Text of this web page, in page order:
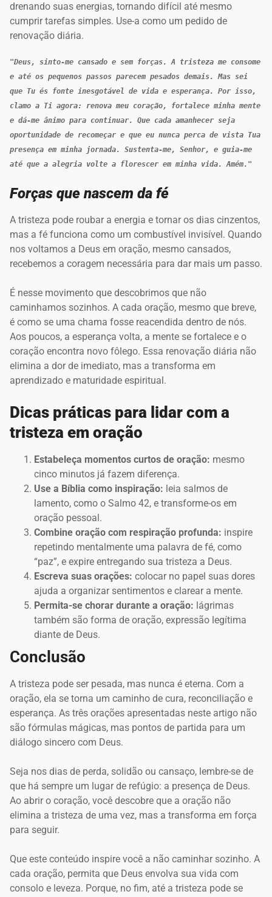
drenando suas energias, tornando difícil até mesmo
cumprir tarefas simples. Use-a como um pedido de
renovação diária.
"Deus, sinto-me cansado e sem forças. A tristeza me consome
e até os pequenos passos parecem pesados demais. Mas sei
que Tu és fonte inesgotável de vida e esperança. Por isso,
clamo a Ti agora: renova meu coração, fortalece minha mente
e dá-me ânimo para continuar. Que cada amanhecer seja
oportunidade de recomeçar e que eu nunca perca de vista Tua
presença em minha jornada. Sustenta-me, Senhor, e guia-me
até que a alegria volte a florescer em minha vida. Amém."
Forças que nascem da fé
A tristeza pode roubar a energia e tornar os dias cinzentos,
mas a fé funciona como um combustível invisível. Quando
nos voltamos a Deus em oração, mesmo cansados,
recebemos a coragem necessária para dar mais um passo.
É nesse movimento que descobrimos que não
caminhamos sozinhos. A cada oração, mesmo que breve,
é como se uma chama fosse reacendida dentro de nós.
Aos poucos, a esperança volta, a mente se fortalece e o
coração encontra novo fôlego. Essa renovação diária não
elimina a dor de imediato, mas a transforma em
aprendizado e maturidade espiritual.
Dicas práticas para lidar com a
tristeza em oração
Estabeleça momentos curtos de oração: mesmo
cinco minutos já fazem diferença.
Use a Bíblia como inspiração: leia salmos de
lamento, como o Salmo 42, e transforme-os em
oração pessoal.
Combine oração com respiração profunda: inspire
repetindo mentalmente uma palavra de fé, como
“paz”, e expire entregando sua tristeza a Deus.
Escreva suas orações: colocar no papel suas dores
ajuda a organizar sentimentos e clarear a mente.
Permita-se chorar durante a oração: lágrimas
também são forma de oração, expressão legítima
diante de Deus.
Conclusão
A tristeza pode ser pesada, mas nunca é eterna. Com a
oração, ela se torna um caminho de cura, reconciliação e
esperança. As três orações apresentadas neste artigo não
são fórmulas mágicas, mas pontos de partida para um
diálogo sincero com Deus.
Seja nos dias de perda, solidão ou cansaço, lembre-se de
que há sempre um lugar de refúgio: a presença de Deus.
Ao abrir o coração, você descobre que a oração não
elimina a tristeza de uma vez, mas a transforma em força
para seguir.
Que este conteúdo inspire você a não caminhar sozinho. A
cada oração, permita que Deus envolva sua vida com
consolo e leveza. Porque, no fim, até a tristeza pode se